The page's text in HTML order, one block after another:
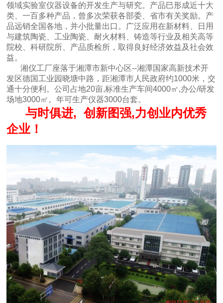
领域实验室仪器设备的开发生产与研究。产品巳形成近十大
类、一百多种产品，曾多次荣获各部委、省市有关奖励。产
品远销全国各地，并小批量出口。广泛应用在新材料、日用
与建筑陶瓷、工业陶瓷、耐火材料、铸造等行业及相关高等
院校、科研院所、产品质检所，取得良好经济效益及社会效
益。
湘仪工厂座落于湘潭市新中心区--湘潭国家高新技术开
发区德国工业园晓塘中路，距湘潭市人民政府约1000米，交
通十分便利。公司占地20亩,标准生产车间4000㎡,办公/研发
场地3000㎡。年可生产仪器3000台套。
与时俱进, 创新图强,力创业内优秀
企业！